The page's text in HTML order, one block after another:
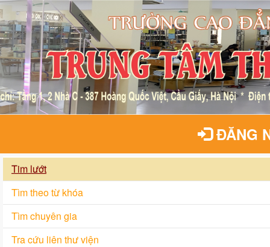
ĐĂNG
Tim lướt
Tìm theo từ khóa
Tìm chuyên gia
Tra cứu liên thư viện